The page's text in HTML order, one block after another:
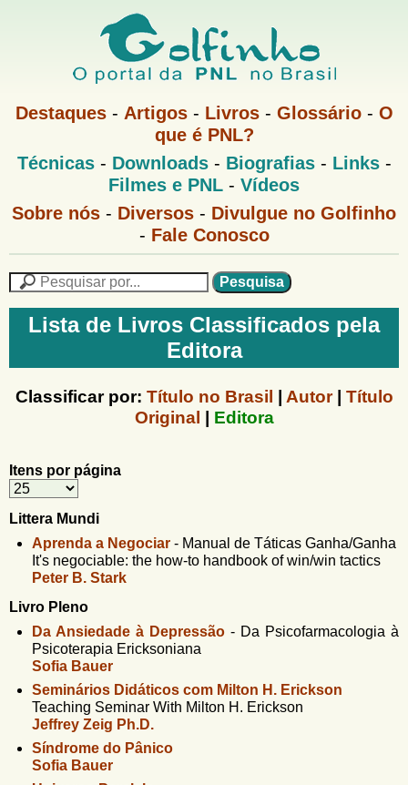
Pular
para
o
principal
G
f
i
n
h
M
u
Destaques- Artigos- Livros- Glossário- O
que é PNL?
M
e
P
Técnicas- Downloads- Biografias- Links-
Filmes e PNL - Vídeos
G
n
e
u
Sobre nós - Diversos - Divulgue no Golfinho
- Fale Conosco
F
m
á
r
i
o
e
b
s
a
e
i
a
o
i
n
Lista de Livros Classificados pela
Editora
Classificar por: Título no Brasil Autor| Título
Original
Editora
Itens por página
Littera Mundi
Aprenda a Negociar - Manual de Táticas Ganha/Ganha
It's negociable: the how-to handbook of win/win tactics
Peter B. Stark
Livro Pleno
Da Ansiedade à Depressão - Da Psicofarmacologia à
Psicoterapia Ericksoniana
Sofia Bauer
Seminários Didáticos com Milton H. Erickson
Teaching Seminar With Milton H. Erickson
Jeffrey Zeig Ph.D.
Síndrome do Pânico
Sofia Bauer